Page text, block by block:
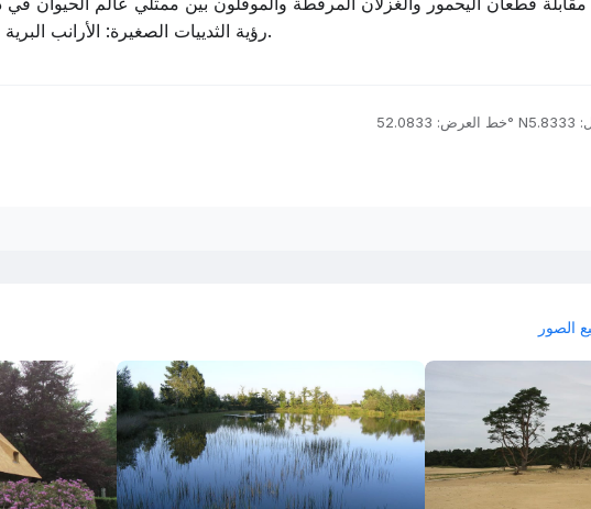
رؤية الثدييات الصغيرة: الأرانب البرية ، الغرير ، مارتنز ، السناجب.
خط العرض: 52.0833° N
الصور